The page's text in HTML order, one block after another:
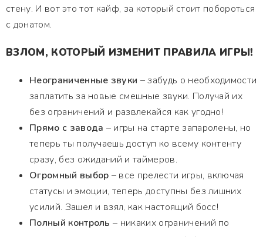
стену. И вот это тот кайф, за который стоит побороться
с донатом.
ВЗЛОМ, КОТОРЫЙ ИЗМЕНИТ ПРАВИЛА ИГРЫ!
Неограниченные звуки – забудь о необходимости
заплатить за новые смешные звуки. Получай их
без ограничений и развлекайся как угодно!
Прямо с завода – игры на старте запаролены, но
теперь ты получаешь доступ ко всему контенту
сразу, без ожиданий и таймеров.
Огромный выбор – все прелести игры, включая
статусы и эмоции, теперь доступны без лишних
усилий. Зашел и взял, как настоящий босс!
Полный контроль – никаких ограничений по